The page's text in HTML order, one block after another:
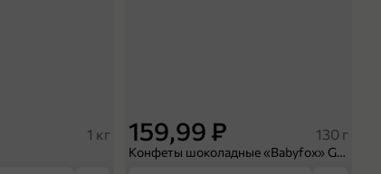
1 кг 159,99 ₽ 130 г
Конфеты шоколадные «Babyfox» Galaxy sphere с фундуком, 130 г